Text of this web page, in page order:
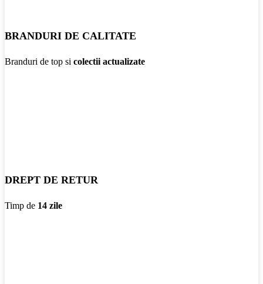
BRANDURI DE CALITATE
Branduri de top si colectii actualizate
DREPT DE RETUR
Timp de 14 zile